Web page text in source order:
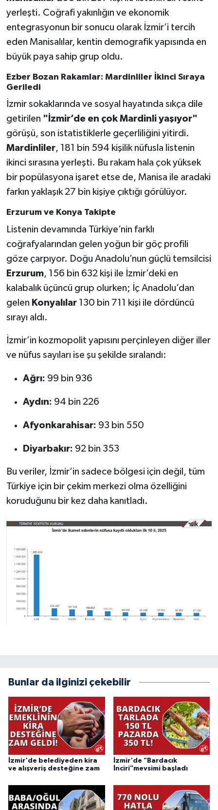
yerleşti. Coğrafi yakınlığın ve ekonomik
entegrasyonun bir sonucu olarak İzmir’i tercih
eden Manisalılar, kentin demografik yapısında en
büyük paya sahip grup oldu.
Ezber Bozan Rakamlar: Mardinliler İkinci Sıraya
Geriledi
İzmir sokaklarında ve sosyal hayatında sıkça dile
getirilen "İzmir’de en çok Mardinli yaşıyor"
görüşü, son istatistiklerle geçerliliğini yitirdi.
Mardinliler, 181 bin 594 kişilik nüfusla listenin
ikinci sırasına yerleşti. Bu rakam hala çok yüksek
bir popülasyona işaret etse de, Manisa ile aradaki
farkın yaklaşık 27 bin kişiye çıktığı görülüyor.
Erzurum ve Konya Takipte
Listenin devamında Türkiye’nin farklı
coğrafyalarından gelen yoğun bir göç profili
göze çarpıyor. Doğu Anadolu’nun güçlü temsilcisi
Erzurum, 156 bin 632 kişi ile İzmir’deki en
kalabalık üçüncü grup olurken; İç Anadolu’dan
gelen Konyalılar130 bin 711 kişi ile dördüncü
sırayı aldı.
İzmir’in kozmopolit yapısını perçinleyen diğer iller
ve nüfus sayıları ise şu şekilde sıralandı:
Ağrı: 99 bin 936
Aydın: 94 bin 226
Afyonkarahisar: 93 bin 550
Diyarbakır: 92 bin 353
Bu veriler, İzmir’in sadece bölgesi için değil, tüm
Türkiye için bir çekim merkezi olma özelliğini
koruduğunu bir kez daha kanıtladı.
Bunlar da ilginizi çekebilir
İzmir'de belediyeden kira
ve alışveriş desteğine zam
İzmir'de "Bardacık
İnciri"mevsimi başladı